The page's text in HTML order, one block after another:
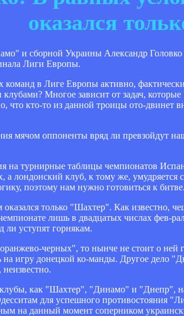
оказался
и сборной Украины Александр
Лиги Европы.
в Лиге Европы активно,
Многое зависит от задач,
что кто-то из данной троицы ото­-двинет
мячом оппоненты вряд ли превзойдут
на турнирные таблицы чемпионатов
а лондонский клуб, к тому же,
поэтому нам нужно готовиться к битве.
только "Шахтер". Как известно,
лишь в двадцатых числах фев­-
ли уступят горнякам.
черных", то нынче не стоит о
на игру донецкой ко­-манды. Другое дело
как "Шахтер", "Динамо" и "Днепр",
для успешного противостояния
на данный момент соперником